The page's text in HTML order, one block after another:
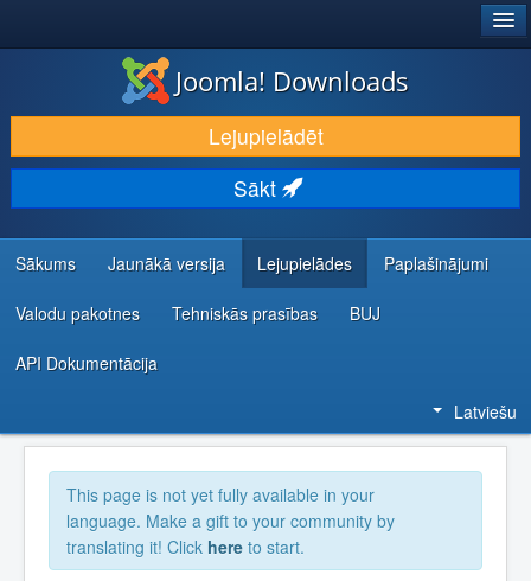
LEJUPIELĀDĒT UN PAPLAŠINĀT
ATKLĀJ UN IEMĀCIES
KOPIENA UN ATBALSTS
IZSTRĀDĀTĀJU RESURSI
Joomla! Downloads
Lejupielādēt
Sākt
Sākums Jaunākā versija Lejupielādes Paplašinājumi
Valodu pakotnes Tehniskās prasības BUJ
API Dokumentācija
Latviešu
This page is not yet fully available in your
language. Make a gift to your community by
translating it! Click here to start.